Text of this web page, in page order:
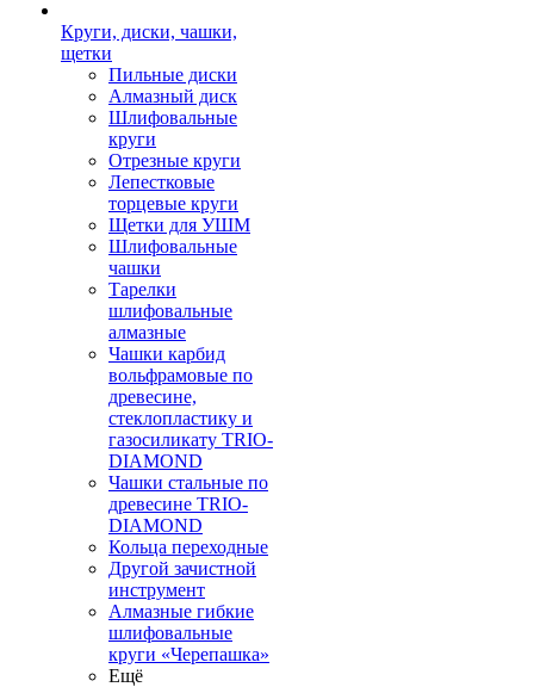
Круги, диски, чашки,
щетки
Пильные диски
Алмазный диск
Шлифовальные
круги
Отрезные круги
Лепестковые
торцевые круги
Щетки для УШМ
Шлифовальные
чашки
Тарелки
шлифовальные
алмазные
Чашки карбид
вольфрамовые по
древесине,
стеклопластику и
газосиликату TRIO-
DIAMOND
Чашки стальные по
древесине TRIO-
DIAMOND
Кольца переходные
Другой зачистной
инструмент
Алмазные гибкие
шлифовальные
круги «Черепашка»
Ещё